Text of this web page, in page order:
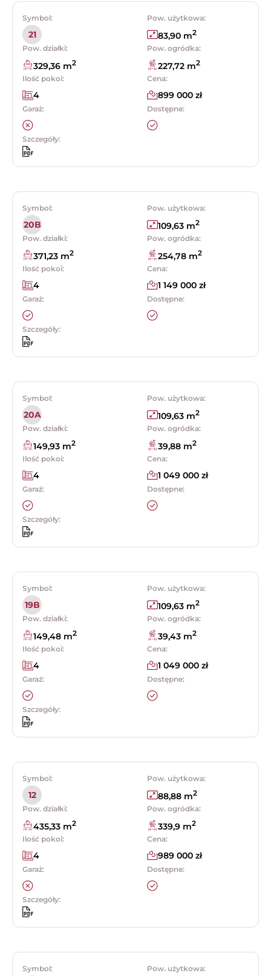
Symbol:
21
Pow. użytkowa:
83,90 m2
Pow. działki:
329,36 m2
Pow. ogródka:
227,72 m2
Ilość pokoi:
4
Cena:
899 000 zł
Garaż: Dostępne:
Szczegóły:
Symbol:
20B
Pow. użytkowa:
109,63 m2
Pow. działki:
371,23 m2
Pow. ogródka:
254,78 m2
Ilość pokoi:
4
Cena:
1 149 000 zł
Garaż: Dostępne:
Szczegóły:
Symbol:
20A
Pow. użytkowa:
109,63 m2
Pow. działki:
149,93 m2
Pow. ogródka:
39,88 m2
Ilość pokoi:
4
Cena:
1 049 000 zł
Garaż: Dostępne:
Szczegóły:
Symbol:
19B
Pow. użytkowa:
109,63 m2
Pow. działki:
149,48 m2
Pow. ogródka:
39,43 m2
Ilość pokoi:
4
Cena:
1 049 000 zł
Garaż: Dostępne:
Szczegóły:
Symbol:
12
Pow. użytkowa:
88,88 m2
Pow. działki:
435,33 m2
Pow. ogródka:
339,9 m2
Ilość pokoi:
4
Cena:
989 000 zł
Garaż: Dostępne:
Szczegóły:
Symbol: Pow. użytkowa: